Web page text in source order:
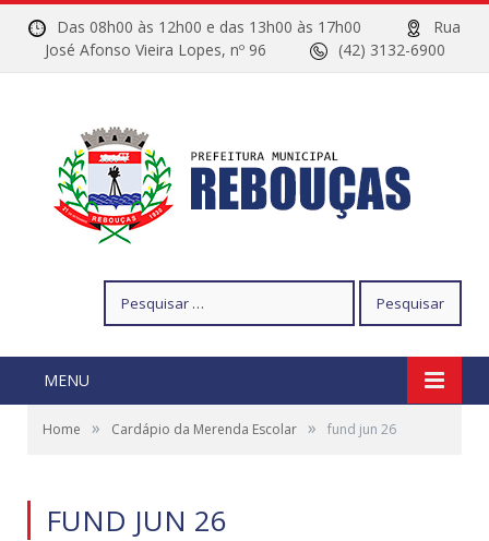
Das 08h00 às 12h00 e das 13h00 às 17h00
Rua
José Afonso Vieira Lopes, nº 96
(42) 3132-6900
por:
MENU
Home » Cardápio da Merenda Escolar » fund jun 26
FUND JUN 26